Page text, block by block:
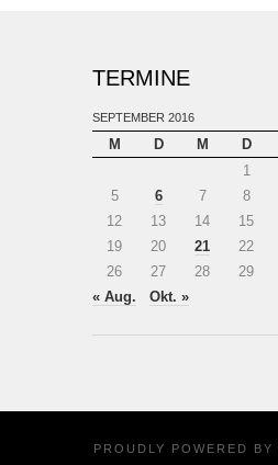
TERMINE
SEPTEMBER 2016
M D M D
1
5
6 7 8
12
13 14 15
19
20 21 22
26
27 28 29
« Aug.
Okt. »
PROUDLY POWERED BY